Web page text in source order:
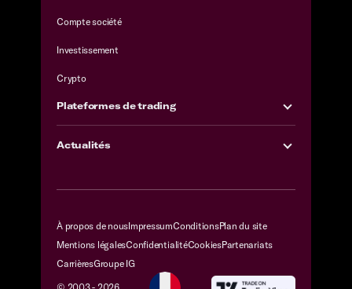
Compte société
Investissement
Crypto
Plateformes de trading
Actualités
À propos de nousImpressumConditionsPlan du site
Mentions légalesConfidentialitéCookiesPartenariats
CarrièresGroupe IG